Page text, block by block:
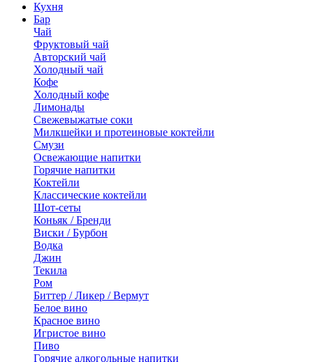
Кухня
Бар
Чай
Фруктовый чай
Авторский чай
Холодный чай
Кофе
Холодный кофе
Лимонады
Свежевыжатые соки
Милкшейки и протеиновые коктейли
Смузи
Освежающие напитки
Горячие напитки
Коктейли
Классические коктейли
Шот-сеты
Коньяк / Бренди
Виски / Бурбон
Водка
Джин
Текила
Ром
Биттер / Ликер / Вермут
Белое вино
Красное вино
Игристое вино
Пиво
Горячие алкогольные напитки